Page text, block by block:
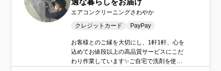
適な暮らしをお届け
エアコンクリーニングさわやか
クレジットカード
PayPay
お客様とのご縁を大切にし、1軒1軒、心を
込めてお値段以上の高品質サービスにこだ
わり作業しています✨ご自宅で洗剤を使う